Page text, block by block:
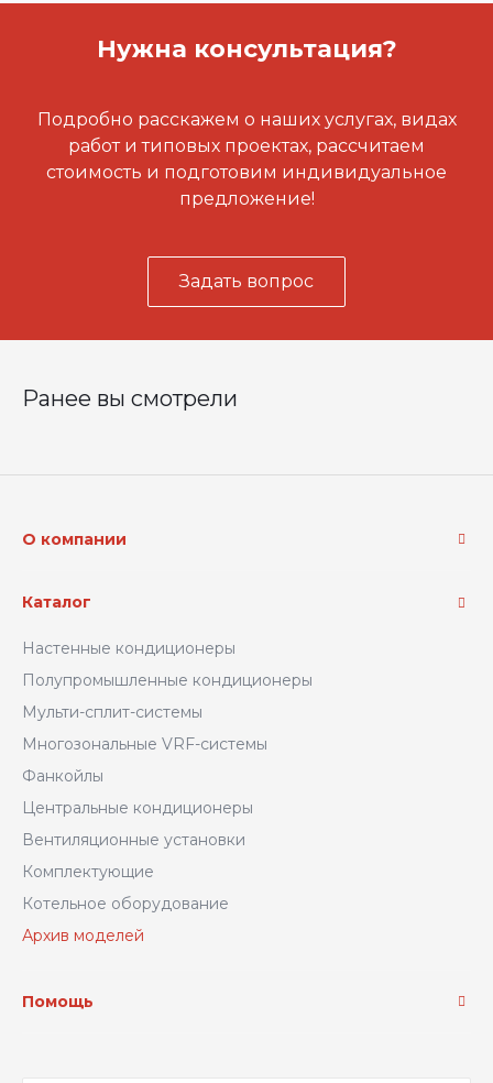
Нужна консультация?
Подробно расскажем о наших услугах, видах
работ и типовых проектах, рассчитаем
стоимость и подготовим индивидуальное
предложение!
Задать вопрос
Ранее вы смотрели
О компании
Каталог
Настенные кондиционеры
Полупромышленные кондиционеры
Мульти-сплит-системы
Многозональные VRF-системы
Фанкойлы
Центральные кондиционеры
Вентиляционные установки
Комплектующие
Котельное оборудование
Архив моделей
Помощь